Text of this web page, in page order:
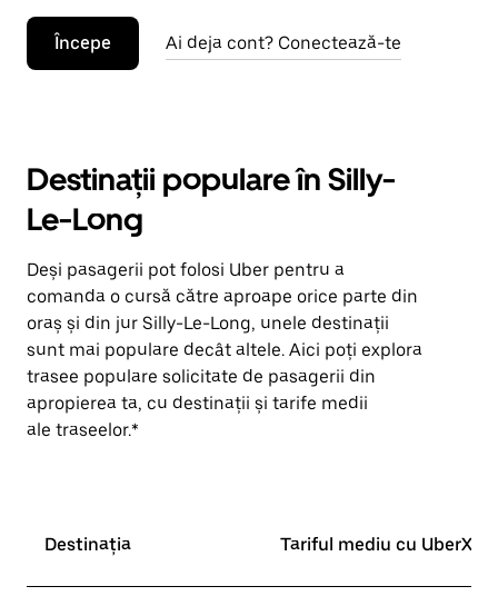
Începe Ai deja cont? Conectează-te
Destinații populare în Silly-
Le-Long
Deși pasagerii pot folosi Uber pentru a
comanda o cursă către aproape orice parte din
oraș și din jur Silly-Le-Long, unele destinații
sunt mai populare decât altele. Aici poți explora
trasee populare solicitate de pasagerii din
apropierea ta, cu destinații și tarife medii
ale traseelor.*
Destinația Tariful mediu cu UberX*